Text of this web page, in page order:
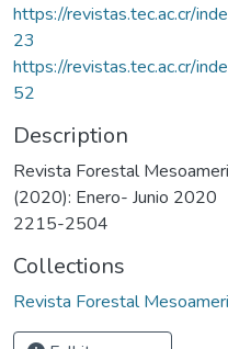
https://revistas.tec.ac.cr/
23
https://revistas.tec.ac.cr/
52
Description
Revista Forestal
(2020): Enero- Junio 2020
2215-2504
Collections
Revista Forestal